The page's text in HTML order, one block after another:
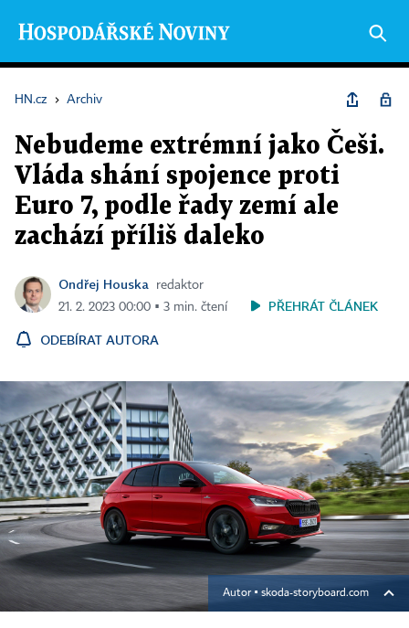
HN.cz › Archiv
Nebudeme extrémní jako Češi.
Vláda shání spojence proti
Euro 7, podle řady zemí ale
zachází příliš daleko
Ondřej Houska
redaktor
21. 2. 2023 00:00 ▪ 3 min. čtení
PŘEHRÁT ČLÁNEK
ODEBÍRAT AUTORA
Autor ▪ skoda-storyboard.com